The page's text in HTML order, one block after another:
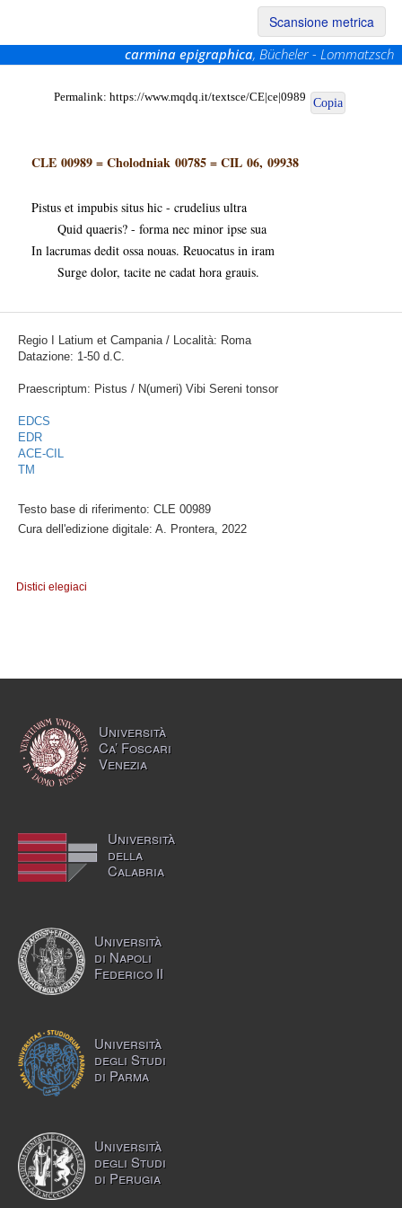
Scansione metrica
carmina epigraphica, Bücheler - Lommatzsch
Permalink: https://www.mqdq.it/textsce/CE|ce|0989 Copia
CLE 00989=Cholodniak 00785=CIL 06, 09938
Pistus et impubis situs hic - crudelius ultra
Quid quaeris? - forma nec minor ipse sua
In lacrumas dedit ossa nouas. Reuocatus in iram
Surge dolor, tacite ne cadat hora grauis.
Regio I Latium et Campania / Località: Roma
Datazione: 1-50 d.C.
Praescriptum: Pistus / N(umeri) Vibi Sereni tonsor
EDCS
EDR
ACE-CIL
TM
Testo base di riferimento: CLE 00989
Cura dell'edizione digitale: A. Prontera, 2022
Distici elegiaci
Università
Ca’ Foscari
Venezia
Università
della
Calabria
Università
di Napoli
Federico II
Università
degli Studi
di Parma
Università
degli Studi
di Perugia